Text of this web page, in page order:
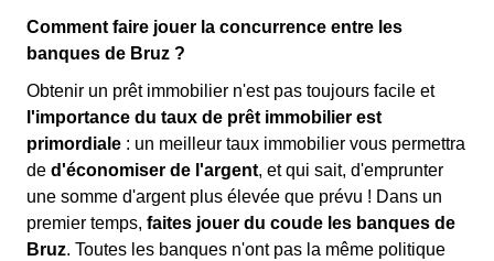
Comment faire jouer la concurrence entre les
banques de Bruz ?
Obtenir un prêt immobilier n'est pas toujours facile et
l'importance du taux de prêt immobilier est
primordiale : un meilleur taux immobilier vous permettra
de d'économiser de l'argent, et qui sait, d'emprunter
une somme d'argent plus élevée que prévu ! Dans un
premier temps, faites jouer du coude les banques de
Bruz. Toutes les banques n'ont pas la même politique